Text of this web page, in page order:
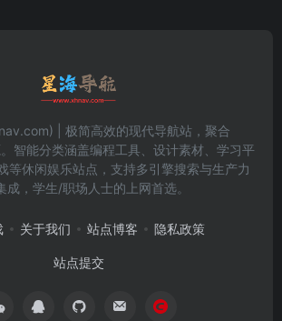
| 极简高效的现代导航站，聚合
智能分类涵盖编程工具、设计素材、学习平
等休闲娱乐站点，支持多引擎搜索与生产力
成，学生/职场人士的上网首选。
关于我们 站点博客 隐私政策
站点提交